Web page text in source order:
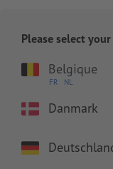
Please select
Belgique
FR NL
Danmark